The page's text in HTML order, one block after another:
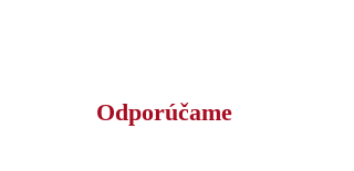
Odporúčame